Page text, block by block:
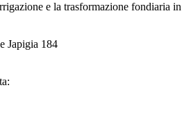
e la trasformazione fondiaria in
Japigia 184